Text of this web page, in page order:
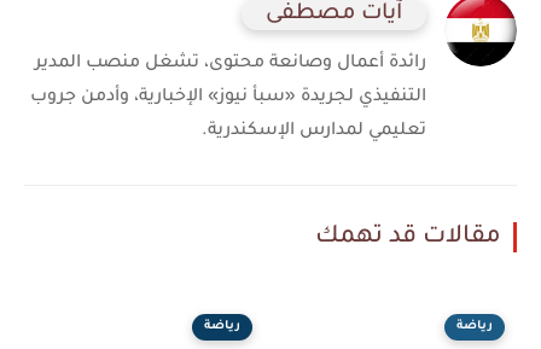
آيات مصطفى
رائدة أعمال وصانعة محتوى، تشغل منصب المدير
التنفيذي لجريدة «سبأ نيوز» الإخبارية، وأدمن جروب
تعليمي لمدارس الإسكندرية.
مقالات قد تهمك
رياضة رياضة